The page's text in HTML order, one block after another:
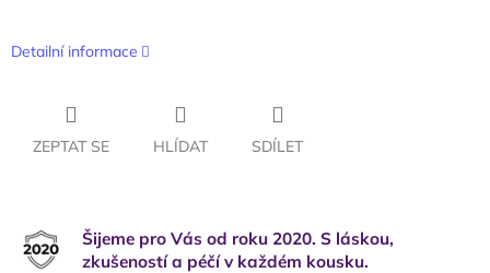
Detailní informace
ZEPTAT SE HLÍDAT SDÍLET
Šijeme pro Vás od roku 2020. S láskou,
zkušeností a péčí v každém kousku.